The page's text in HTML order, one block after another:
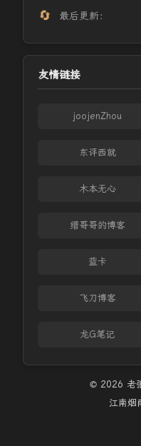
🔄 最后更新：
友情链接
joojenZhou
东评西就
木本无心
缙哥哥的博客
蓝卡
飞刀博客
龙G笔记
© 2026 老
江南烟